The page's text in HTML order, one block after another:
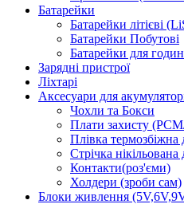
Батарейки
Батарейки літієві
Батарейки Побутові
Батарейки для
Зарядні пристрої
Ліхтарі
Аксесуари для
Чохли та Бокси
Плати захисту
Плівка
Стрічка
Контакти(роз'єми)
Холдери (зроби сам)
Блоки живлення